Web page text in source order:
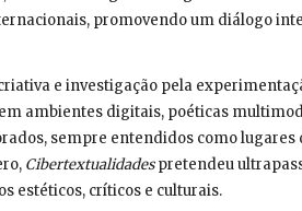
promovendo um diálogo
e investigação pela
ambientes digitais, poéticas
sempre entendidos como lugares
Cibertextualidadespretendeu
estéticos, críticos e culturais.